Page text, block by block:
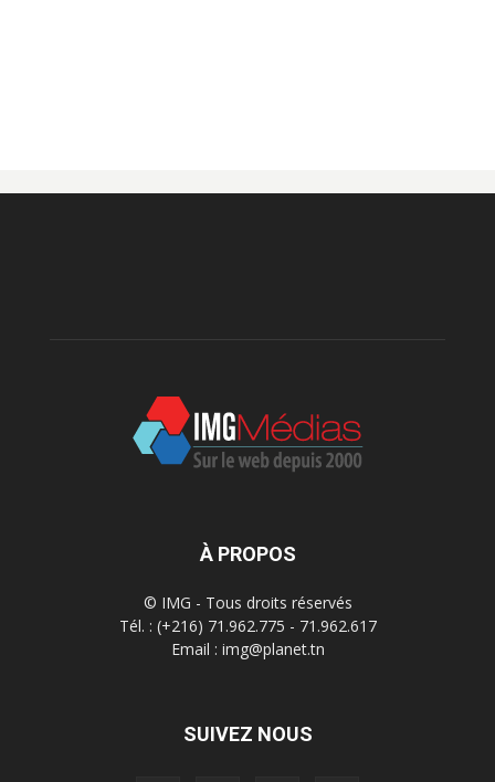
À PROPOS
© IMG - Tous droits réservés
Tél. : (+216) 71.962.775 - 71.962.617
Email : img@planet.tn
SUIVEZ NOUS